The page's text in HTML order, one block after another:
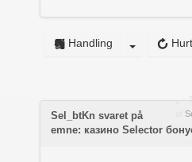
Handling
Sel_btKn svaret på
emne: казино Selector